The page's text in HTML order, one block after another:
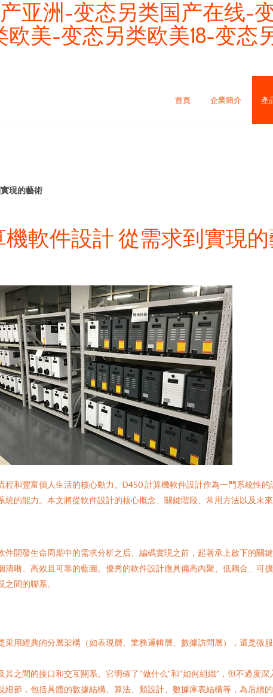
亚洲-变态另类国产在线-
美-变态另类欧美18-变态
首頁 企業簡介 產
現的藝術
機軟件設計 從需求到實現
程和豐富個人生活的核心動力。D450 計算機軟件設計作為一門系統性的
統的能力。本文將從軟件設計的核心概念、關鍵階段、常用方法以
軟件開發生命周期中的需求分析之后、編碼實現之前，起著承上啟下的
清晰、高效且可靠的藍圖。優秀的軟件設計應具備高內聚、低耦合
的聯系。
用經典的分層架構（如表現層、業務邏輯層、數據訪問層），還是微
之間的接口和交互關系。它明確了“做什么”和“如何組織”，但不過度深
，包括具體的數據結構、算法、類設計、數據庫表結構等，為后續